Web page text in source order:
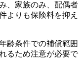
、家族のみ、配偶者
よりも保険料を抑え
齢条件での補償範囲
るため注意が必要で